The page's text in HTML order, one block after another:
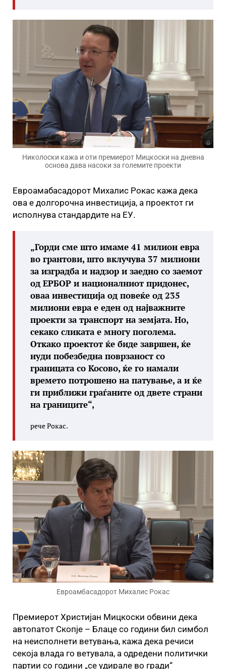
Николоски кажа и оти премиерот Мицкоски на дневна
основа дава насоки за големите проекти
Евроамабасадорот Михалис Рокас кажа дека
ова е долгорочна инвестиција, а проектот ги
исполнува стандардите на ЕУ.
„Горди сме што имаме 41 милион евра
во грантови, што вклучува 37 милиони
за изградба и надзор и заедно со заемот
од ЕРБОР и националниот придонес,
оваа инвестиција од повеќе од 235
милиони евра е еден од најважните
проекти за транспорт на земјата. Но,
секако сликата е многу поголема.
Откако проектот ќе биде завршен, ќе
нуди побезбедна поврзаност со
границата со Косово, ќе го намали
времето потрошено на патување, а и ќе
ги приближи граѓаните од двете страни
на границите“,
рече Рокас.
Евроамбасадорот Михалис Рокас
Премиерот Христијан Мицкоски обвини дека
автопатот Скопје – Блаце со години бил симбол
на неисполнети ветувања, кажа дека речиси
секоја влада го ветувала, а одредени политички
партии со години „се удирале во гради“